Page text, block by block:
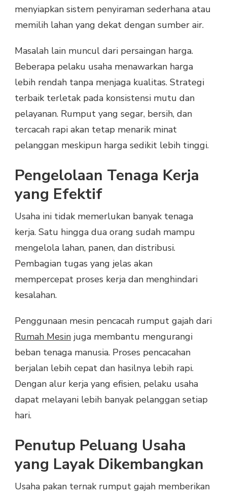
menyiapkan sistem penyiraman sederhana atau
memilih lahan yang dekat dengan sumber air.
Masalah lain muncul dari persaingan harga.
Beberapa pelaku usaha menawarkan harga
lebih rendah tanpa menjaga kualitas. Strategi
terbaik terletak pada konsistensi mutu dan
pelayanan. Rumput yang segar, bersih, dan
tercacah rapi akan tetap menarik minat
pelanggan meskipun harga sedikit lebih tinggi.
Pengelolaan Tenaga Kerja
yang Efektif
Usaha ini tidak memerlukan banyak tenaga
kerja. Satu hingga dua orang sudah mampu
mengelola lahan, panen, dan distribusi.
Pembagian tugas yang jelas akan
mempercepat proses kerja dan menghindari
kesalahan.
Penggunaan mesin pencacah rumput gajah dari
Rumah Mesin juga membantu mengurangi
beban tenaga manusia. Proses pencacahan
berjalan lebih cepat dan hasilnya lebih rapi.
Dengan alur kerja yang efisien, pelaku usaha
dapat melayani lebih banyak pelanggan setiap
hari.
Penutup Peluang Usaha
yang Layak Dikembangkan
Usaha pakan ternak rumput gajah memberikan